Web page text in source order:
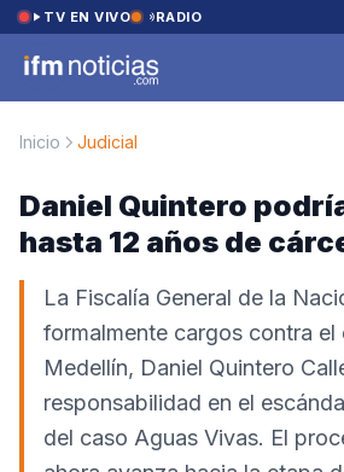
Saltar al contenido
TV EN VIVO RADIO
Inicio Judicial
Daniel Quintero
hasta 12 años de
La Fiscalía General de la
formalmente cargos contra el
Medellín, Daniel Quintero
responsabilidad en el
del caso Aguas Vivas. El